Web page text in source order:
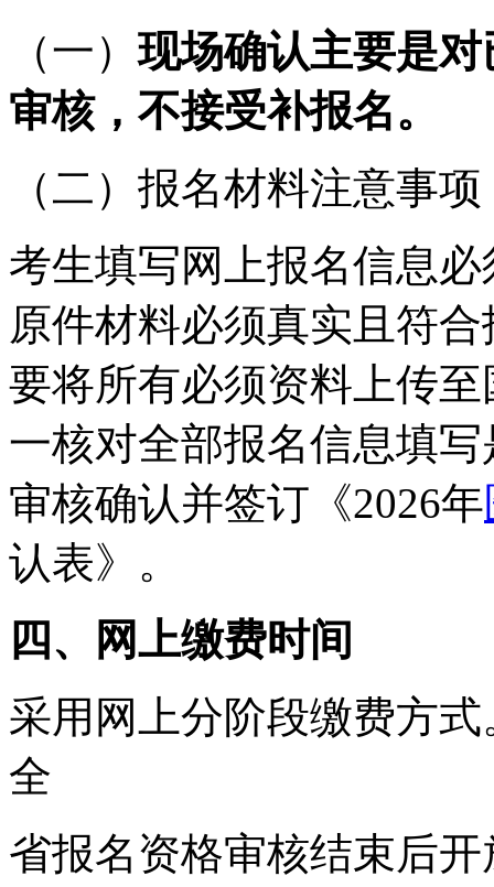
（一）现场确认主要是
审核，不接受补报名。
（二）报名材料注意事项
考生填写网上报名信息
原件材料必须真实且符
要将所有必须资料上传
一核对全部报名信息填
审核确认并签订《2026年
认表》。
四、网上缴费时间
采用网上分阶段缴费方式
全
省报名资格审核结束后